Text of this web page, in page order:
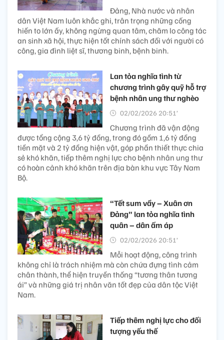
Đảng, Nhà nước và nhân
dân Việt Nam luôn khắc ghi, trân trọng những cống
hiến to lớn ấy, không ngừng quan tâm, chăm lo công tác
an sinh xã hội, thực hiện tốt chính sách đối với người có
công, gia đình liệt sĩ, thương binh, bệnh binh.
Lan tỏa nghĩa tình từ
chương trình gây quỹ hỗ trợ
bệnh nhân ung thư nghèo
02/02/2026 20:51’
Chương trình đã vận động
được tổng cộng 3,6 tỷ đồng, trong đó gồm 1,6 tỷ đồng
tiền mặt và 2 tỷ đồng hiện vật, góp phần thiết thực chia
sẻ khó khăn, tiếp thêm nghị lực cho bệnh nhân ung thư
có hoàn cảnh khó khăn trên địa bàn khu vực Tây Nam
Bộ.
“Tết sum vầy – Xuân ơn
Đảng” lan tỏa nghĩa tình
quân – dân ấm áp
02/02/2026 20:51’
Mỗi hoạt động, công trình
không chỉ là trách nhiệm mà còn chứa đựng tình cảm
chân thành, thể hiện truyền thống “tương thân tương
ái” và những giá trị nhân văn tốt đẹp của dân tộc Việt
Nam.
Tiếp thêm nghị lực cho đối
tượng yếu thế